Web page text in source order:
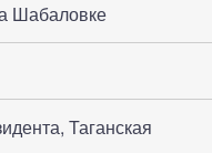
Шабаловке
Таганская